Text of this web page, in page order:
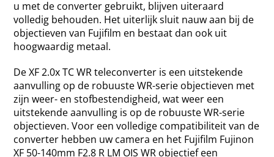
u met de converter gebruikt, blijven uiteraard
volledig behouden. Het uiterlijk sluit nauw aan bij de
objectieven van Fujifilm en bestaat dan ook uit
hoogwaardig metaal.
De XF 2.0x TC WR teleconverter is een uitstekende
aanvulling op de robuuste WR-serie objectieven met
zijn weer- en stofbestendigheid, wat weer een
uitstekende aanvulling is op de robuuste WR-serie
objectieven. Voor een volledige compatibiliteit van de
converter hebben uw camera en het Fujifilm Fujinon
XF 50-140mm F2.8 R LM OIS WR objectief een